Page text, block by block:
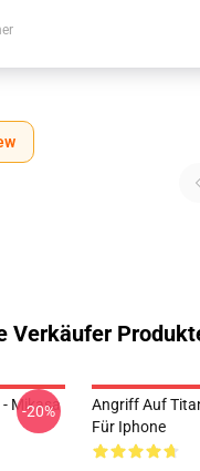
Verkäufer
Mikasa
-20%
Angriff Auf
Für Iphone